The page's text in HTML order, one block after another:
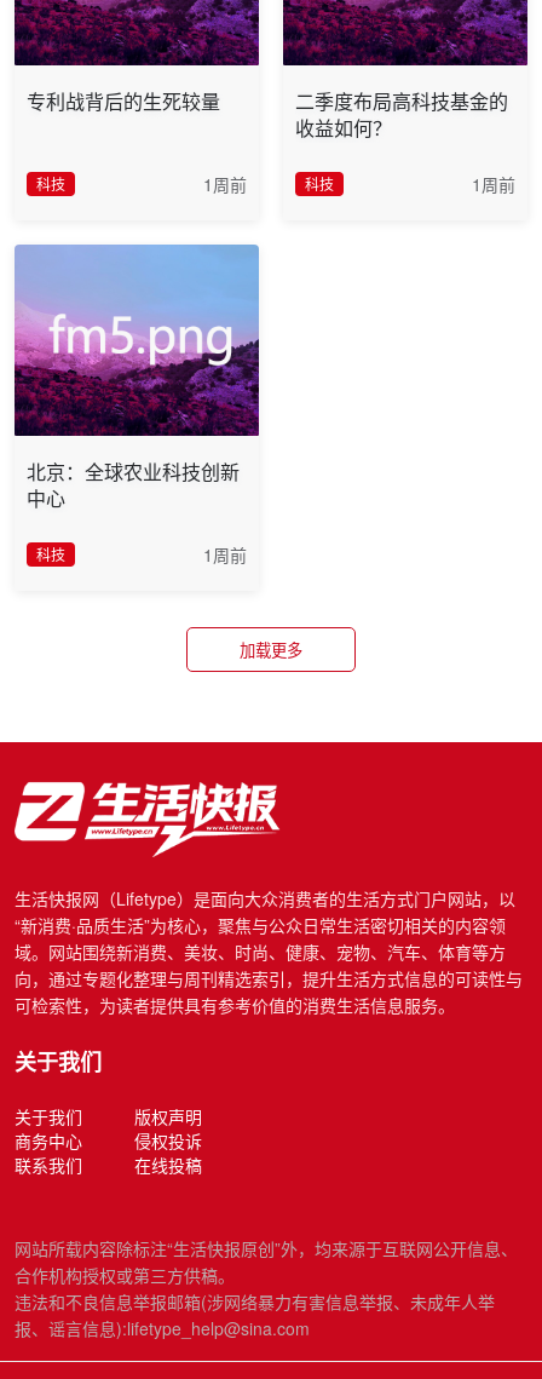
专利战背后的生死较量
科技 1周前
二季度布局高科技基金的
收益如何？
科技 1周前
北京：全球农业科技创新
中心
科技 1周前
加载更多
生活快报网（Lifetype）是面向大众消费者的生活方式门户网站，以
“新消费·品质生活”为核心，聚焦与公众日常生活密切相关的内容领
域。网站围绕新消费、美妆、时尚、健康、宠物、汽车、体育等方
向，通过专题化整理与周刊精选索引，提升生活方式信息的可读性与
可检索性，为读者提供具有参考价值的消费生活信息服务。
关于我们
关于我们
版权声明
商务中心
侵权投诉
联系我们
在线投稿
网站所载内容除标注“生活快报原创”外，均来源于互联网公开信息、
合作机构授权或第三方供稿。
违法和不良信息举报邮箱(涉网络暴力有害信息举报、未成年人举
报、谣言信息):lifetype_help@sina.com